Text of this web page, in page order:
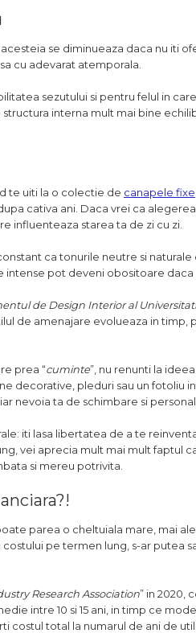
se diminueaza daca nu iti
cu adevarat atemporala.
sezutului si pentru felul in
interna mult mai bine
te uiti la o colectie de canapele fixe
cativa ani. Daca vrei ca
influenteaza starea ta de zi cu zi.
ca tonurile neutre si
pot deveni obositoare
de Design Interior al
de amenajare evolueaza in
prea “cuminte”, nu renunti la
decorative, pleduri sau un
nevoia ta de schimbare si
iti lasa libertatea de a te
vei aprecia mult mai mult faptul
si mereu potrivita.
parea o cheltuiala mare, mai
pe termen lung, s-ar putea
Research Association” in 2020,
intre 10 si 15 ani, in timp ce
costul total la numarul de ani de